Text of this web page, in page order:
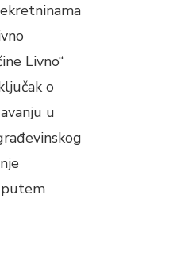
Livno“
o
u